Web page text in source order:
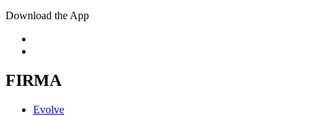
Download the App
FIRMA
Evolve